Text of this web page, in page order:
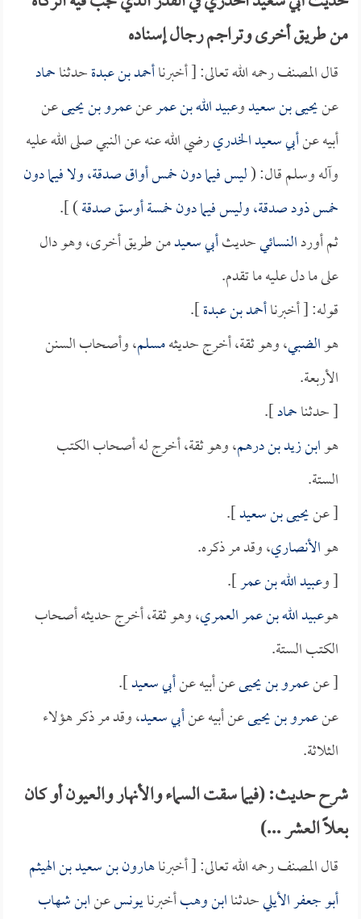
من طريق أخرى وتراجم رجال إسناده
قال المصنف رحمه الله تعالى: [ أخبرناأحمد بن عبدةحدثناحماد
عنيحيى بن سعيدوعبيد الله بن عمرعنعمرو بن يحيىعن
أبيه عنأبي سعيد الخدريرضي الله عنه عن النبي صلى الله عليه
وآله وسلم قال: (ليس فيما دون خمس أواق صدقة، ولا فيما دون
خمس ذود صدقة، وليس فيما دون خمسة أوسق صدقة) ].
ثم أوردالنسائيحديثأبي سعيدمن طريق أخرى، وهو دال
على ما دل عليه ما تقدم.
قوله: [ أخبرناأحمد بن عبدة].
هوالضبي، وهو ثقة، أخرج حديثهمسلم، وأصحاب السنن
الأربعة.
[ حدثناحماد].
هوابن زيد بن درهم، وهو ثقة، أخرج له أصحاب الكتب
الستة.
[ عنيحيى بن سعيد].
هوالأنصاري، وقد مر ذكره.
[ وعبيد الله بن عمر].
هوعبيد الله بن عمر العمري، وهو ثقة، أخرج حديثه أصحاب
الكتب الستة.
[ عنعمرو بن يحيىعن أبيه عنأبي سعيد].
عنعمرو بن يحيىعن أبيه عنأبي سعيد، وقد مر ذكر هؤلاء
الثلاثة.
شرح حديث: (فيما سقت السماء والأنهار والعيون أو كان
بعلاً العشر ...)
قال المصنف رحمه الله تعالى: [ أخبرناهارون بن سعيد بن الهيثم
أبو جعفر الأيليحدثناابن وهبأخبرنايونسعنابن شهاب